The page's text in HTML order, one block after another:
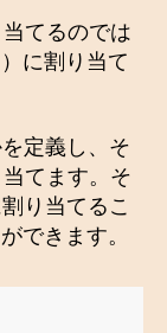
てるのでは
に割り当て
定義し、そ
てます。そ
り当てるこ
できます。